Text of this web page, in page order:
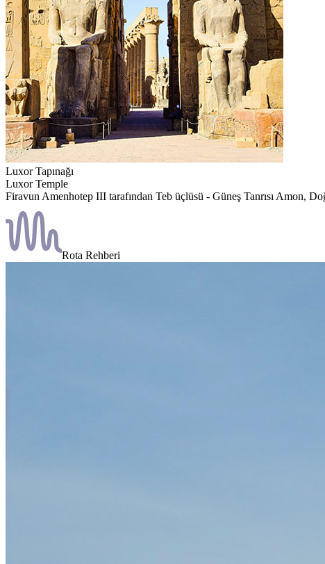
Luxor Tapınağı
Luxor Temple
Firavun Amenhotep III tarafından Teb üçlüsü - Güneş Tanrısı Amon,
Rota Rehberi